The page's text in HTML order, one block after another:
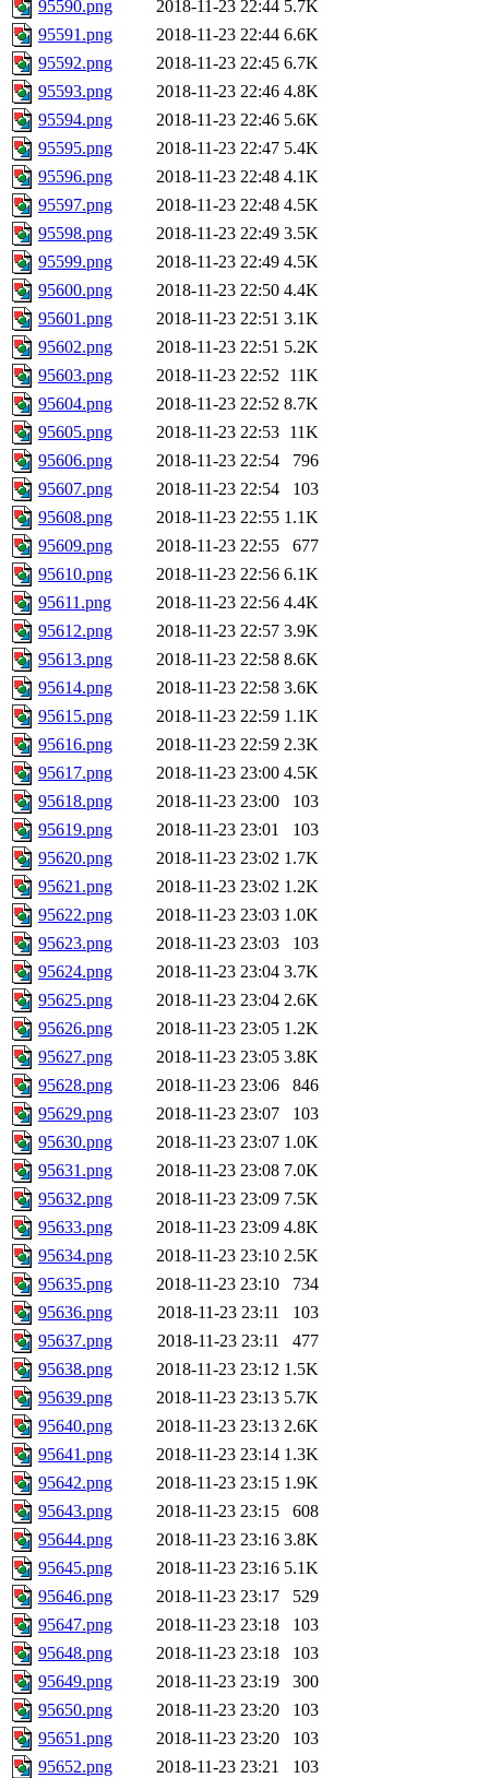
95590.png 2018-11-23 22:44 5.7K
95591.png
2018-11-23 22:44 6.6K
95592.png
2018-11-23 22:45 6.7K
95593.png
2018-11-23 22:46 4.8K
95594.png
2018-11-23 22:46 5.6K
95595.png
2018-11-23 22:47 5.4K
95596.png
2018-11-23 22:48 4.1K
95597.png
2018-11-23 22:48 4.5K
95598.png
2018-11-23 22:49 3.5K
95599.png
2018-11-23 22:49 4.5K
95600.png
2018-11-23 22:50 4.4K
95601.png
2018-11-23 22:51 3.1K
95602.png
2018-11-23 22:51 5.2K
95603.png
2018-11-23 22:52 11K
95604.png
2018-11-23 22:52 8.7K
95605.png
2018-11-23 22:53 11K
95606.png
2018-11-23 22:54
796
95607.png
2018-11-23 22:54
103
95608.png
2018-11-23 22:55 1.1K
95609.png
2018-11-23 22:55
677
95610.png
2018-11-23 22:56 6.1K
95611.png
2018-11-23 22:56 4.4K
95612.png
2018-11-23 22:57 3.9K
95613.png
2018-11-23 22:58 8.6K
95614.png
2018-11-23 22:58 3.6K
95615.png
2018-11-23 22:59 1.1K
95616.png
2018-11-23 22:59 2.3K
95617.png
2018-11-23 23:00 4.5K
95618.png
2018-11-23 23:00
103
95619.png
2018-11-23 23:01
103
95620.png
2018-11-23 23:02 1.7K
95621.png
2018-11-23 23:02 1.2K
95622.png
2018-11-23 23:03 1.0K
95623.png
2018-11-23 23:03
103
95624.png
2018-11-23 23:04 3.7K
95625.png
2018-11-23 23:04 2.6K
95626.png
2018-11-23 23:05 1.2K
95627.png
2018-11-23 23:05 3.8K
95628.png
2018-11-23 23:06
846
95629.png
2018-11-23 23:07
103
95630.png
2018-11-23 23:07 1.0K
95631.png
2018-11-23 23:08 7.0K
95632.png
2018-11-23 23:09 7.5K
95633.png
2018-11-23 23:09 4.8K
95634.png
2018-11-23 23:10 2.5K
95635.png
2018-11-23 23:10
734
95636.png
2018-11-23 23:11
103
95637.png
2018-11-23 23:11
477
95638.png
2018-11-23 23:12 1.5K
95639.png
2018-11-23 23:13 5.7K
95640.png
2018-11-23 23:13 2.6K
95641.png
2018-11-23 23:14 1.3K
95642.png
2018-11-23 23:15 1.9K
95643.png
2018-11-23 23:15
608
95644.png
2018-11-23 23:16 3.8K
95645.png
2018-11-23 23:16 5.1K
95646.png
2018-11-23 23:17
529
95647.png
2018-11-23 23:18
103
95648.png
2018-11-23 23:18
103
95649.png
2018-11-23 23:19
300
95650.png
2018-11-23 23:20
103
95651.png
2018-11-23 23:20
103
95652.png
2018-11-23 23:21
103